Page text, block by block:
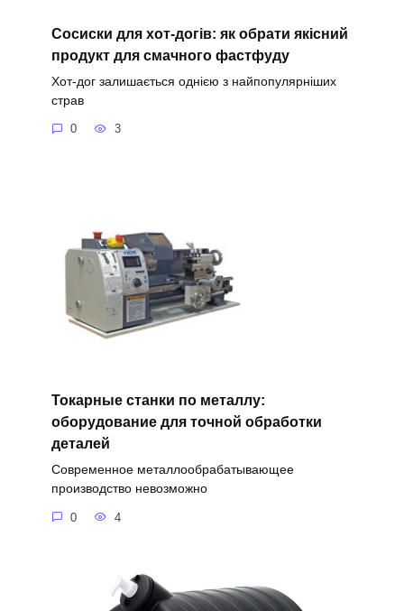
Сосиски для хот-догів: як обрати якісний
продукт для смачного фастфуду
Хот-дог залишається однією з найпопулярніших
страв
0 3
Токарные станки по металлу:
оборудование для точной обработки
деталей
Современное металлообрабатывающее
производство невозможно
0 4